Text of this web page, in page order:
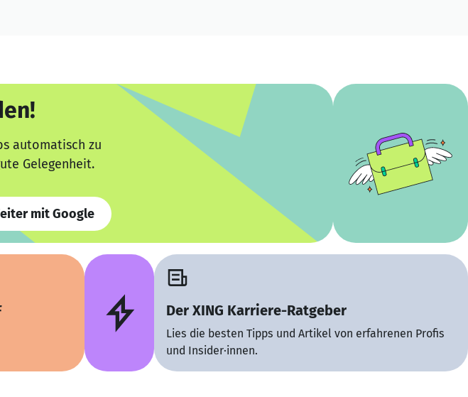
automatisch zu
Gelegenheit.
mit Google
Der XING Karriere-Ratgeber
Lies die besten Tipps und Artikel von erfahrenen Profis
und Insider·innen.